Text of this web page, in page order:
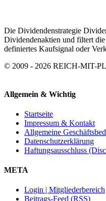
Die Dividendenstrategie
Dividendenaktien und filtert
definiertes Kaufsignal oder
© 2009 - 2026 REICH-MIT-
Allgemein & Wichtig
Startseite
Impressum & Kontakt
Allgemeine
Datenschutzerklärung
Haftungsausschluss
META
Login | Mitgliederbereich
Beitrags-Feed (RSS)